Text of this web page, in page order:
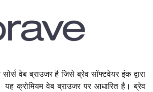
वेब ब्राउजर है जिसे ब्रेव सॉफ्टवेयर इंक द्वारा
यह क्रोमियम वेब ब्राउजर पर आधारित है। ब्रेव